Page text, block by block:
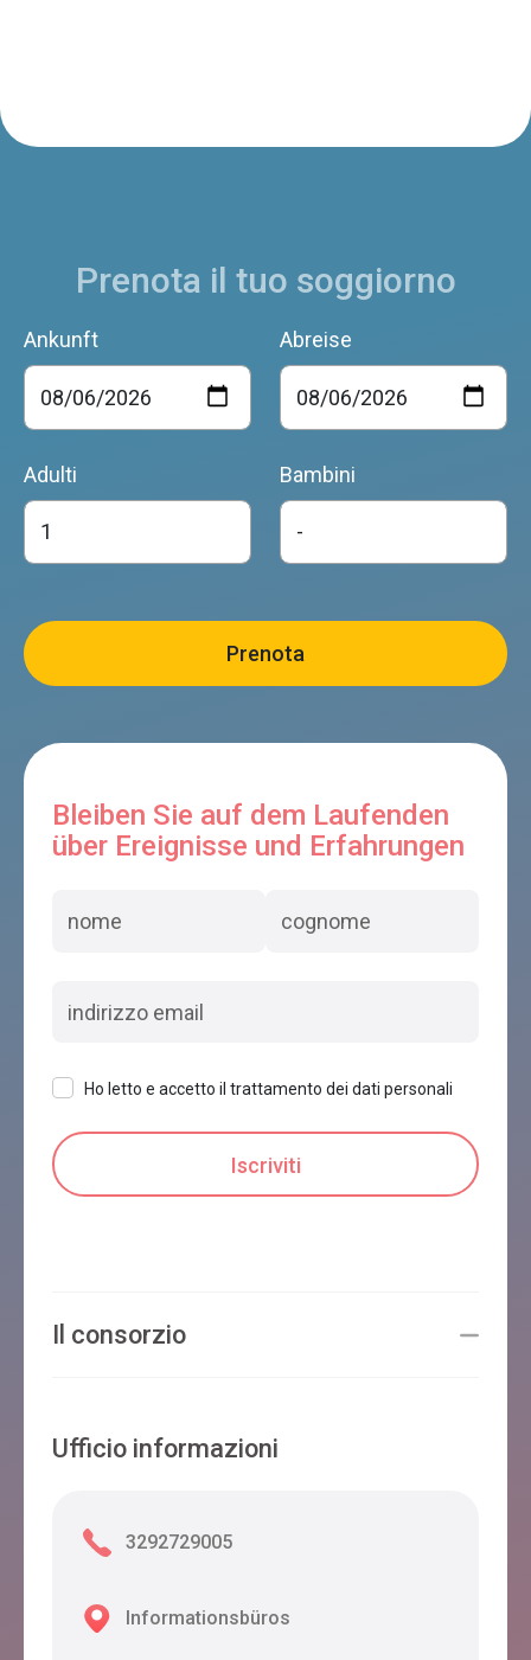
Prenota il tuo soggiorno
Ankunft Abreise
Adulti Bambini
Bleiben Sie auf dem Laufenden
über Ereignisse und Erfahrungen
Ho letto e accetto il trattamento dei dati personali
Il consorzio
Ufficio informazioni
3292729005
Informationsbüros